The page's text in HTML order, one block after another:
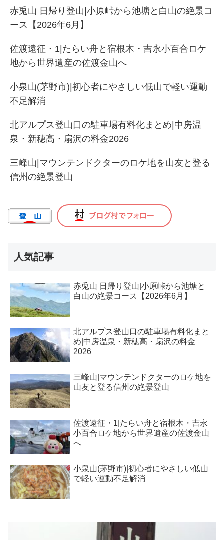
赤兎山 日帰り登山|小原峠から池塘と白山の絶景コ
ース【2026年6月】
佐渡遠征・1|たらい舟と宿根木・吉永小百合ロケ
地から世界遺産の佐渡金山へ
小泉山(茅野市)|初心者にやさしい低山で軽い運動
不足解消
北アルプス登山口の駐車場有料化まとめ|中房温
泉・新穂高・扇沢の料金2026
三峰山|マウンテンドクターのロケ地を山友と登る
信州の絶景登山
人気記事
赤兎山 日帰り登山|小原峠から池塘と
白山の絶景コース【2026年6月】
北アルプス登山口の駐車場有料化まと
め|中房温泉・新穂高・扇沢の料金
2026
三峰山|マウンテンドクターのロケ地を
山友と登る信州の絶景登山
佐渡遠征・1|たらい舟と宿根木・吉永
小百合ロケ地から世界遺産の佐渡金山
へ
小泉山(茅野市)|初心者にやさしい低山
で軽い運動不足解消